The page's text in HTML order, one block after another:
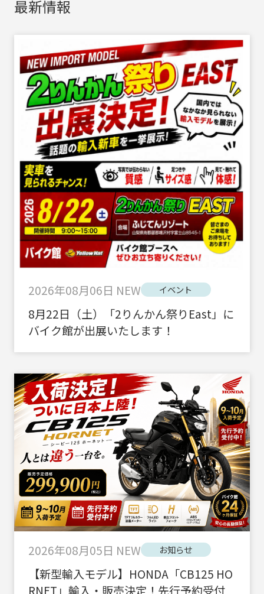
最新情報
2026年08月06日 NEW イベント
8月22日（土）「2りんかん祭りEast」に
バイク館が出展いたします！
2026年08月05日 NEW お知らせ
【新型輸入モデル】HONDA「CB125 HO
RNET」輸入・販売決定！先行予約受付